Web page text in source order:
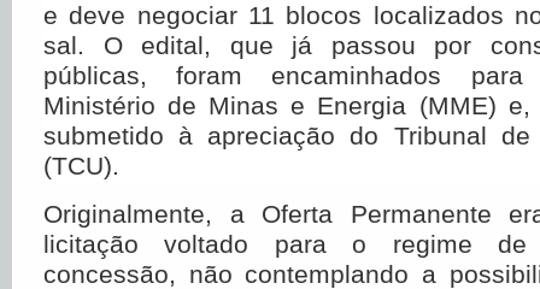
e deve negociar 11 blocos localizados
sal. O edital, que já passou por
públicas, foram encaminhados
Ministério de Minas e Energia (MME)
submetido à apreciação do Tribunal
(TCU).
Originalmente, a Oferta Permanente
licitação voltado para o regime de
concessão, não contemplando a